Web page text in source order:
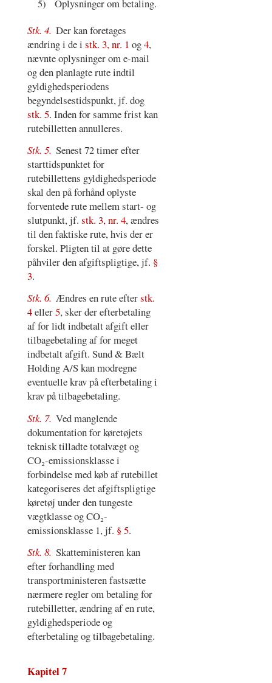
5)
Oplysninger om betaling.
Stk. 4. Der kan foretages
ændring i de i stk. 3, nr. 1 og4,
nævnte oplysninger om e-mail
og den planlagte rute indtil
gyldighedsperiodens
begyndelsestidspunkt, jf. dog
stk. 5. Inden for samme frist kan
rutebilletten annulleres.
Stk. 5. Senest 72 timer efter
starttidspunktet for
rutebillettens gyldighedsperiode
skal den på forhånd oplyste
forventede rute mellem start- og
slutpunkt, jf. stk. 3, nr. 4, ændres
til den faktiske rute, hvis der er
forskel. Pligten til at gøre dette
påhviler den afgiftspligtige, jf. §
3.
Stk. 6. Ændres en rute efterstk.
4eller5, sker der efterbetaling
af for lidt indbetalt afgift eller
tilbagebetaling af for meget
indbetalt afgift. Sund & Bælt
Holding A/S kan modregne
eventuelle krav på efterbetaling i
krav på tilbagebetaling.
Stk. 7. Ved manglende
dokumentation for køretøjets
teknisk tilladte totalvægt og
CO₂-emissionsklasse i
forbindelse med køb af rutebillet
kategoriseres det afgiftspligtige
køretøj under den tungeste
vægtklasse og CO₂-
emissionsklasse 1, jf. § 5.
Stk. 8. Skatteministeren kan
efter forhandling med
transportministeren fastsætte
nærmere regler om betaling for
rutebilletter, ændring af en rute,
gyldighedsperiode og
efterbetaling og tilbagebetaling.
Kapitel 7